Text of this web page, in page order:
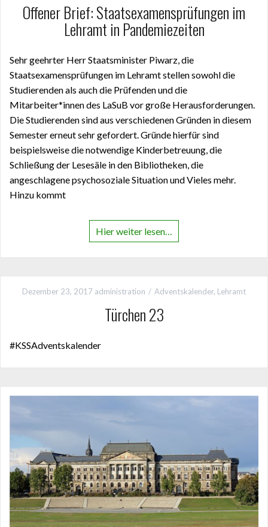
Offener Brief: Staatsexamensprüfungen im
Lehramt in Pandemiezeiten
Sehr geehrter Herr Staatsminister Piwarz, die
Staatsexamensprüfungen im Lehramt stellen sowohl die
Studierenden als auch die Prüfenden und die
Mitarbeiter*innen des LaSuB vor große Herausforderungen.
Die Studierenden sind aus verschiedenen Gründen in diesem
Semester erneut sehr gefordert. Gründe hierfür sind
beispielsweise die notwendige Kinderbetreuung, die
Schließung der Lesesäle in den Bibliotheken, die
angeschlagene psychosoziale Situation und Vieles mehr.
Hinzu kommt
Hier weiter lesen…
Dezember 23, 2017 administration Adventskalender, Lehramt
Türchen 23
#KSSAdventskalender